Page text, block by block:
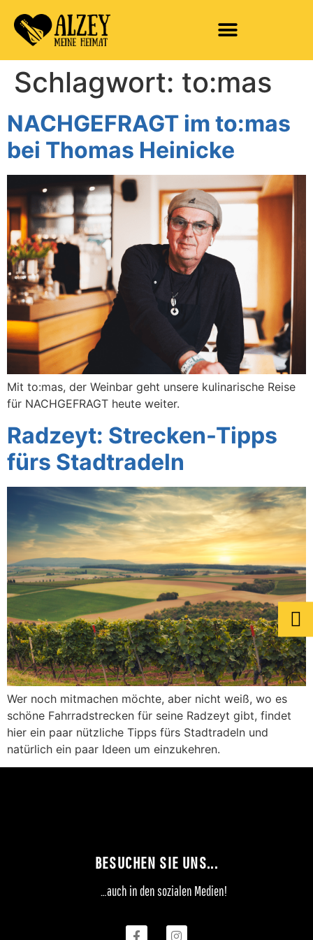
Schlagwort: to:mas
NACHGEFRAGT im to:mas
bei Thomas Heinicke
Mit to:mas, der Weinbar geht unsere kulinarische Reise
für NACHGEFRAGT heute weiter.
Radzeyt: Strecken-Tipps
fürs Stadtradeln
Wer noch mitmachen möchte, aber nicht weiß, wo es
schöne Fahrradstrecken für seine Radzeyt gibt, findet
hier ein paar nützliche Tipps fürs Stadtradeln und
natürlich ein paar Ideen um einzukehren.
BESUCHEN SIE UNS...
…auch in den sozialen Medien!